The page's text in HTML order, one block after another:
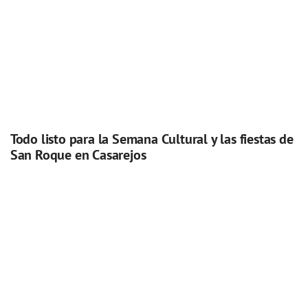
Todo listo para la Semana Cultural y las fiestas de
San Roque en Casarejos